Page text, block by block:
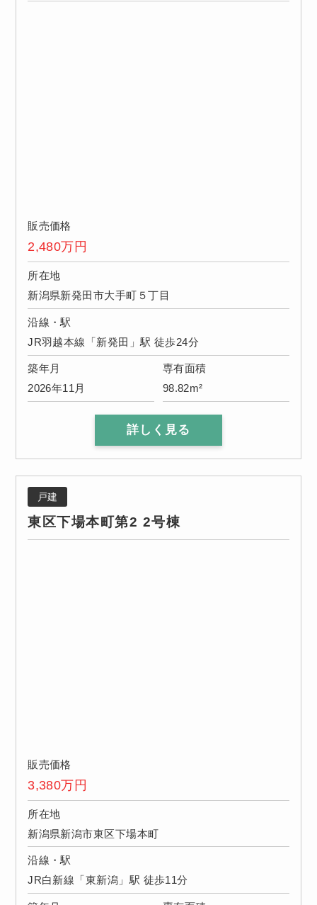
販売価格
2,480万円
所在地
新潟県新発田市大手町５丁目
沿線・駅
JR羽越本線「新発田」駅 徒歩24分
築年月
2026年11月
専有面積
98.82m²
詳しく見る
戸建
東区下場本町第2 2号棟
販売価格
3,380万円
所在地
新潟県新潟市東区下場本町
沿線・駅
JR白新線「東新潟」駅 徒歩11分